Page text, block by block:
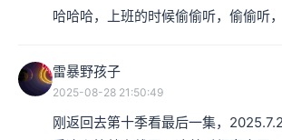
哈哈哈，上班的时候偷偷听，偷偷听，
雷暴野孩子
2025-08-28 21:50:49
刚返回去第十季看最后一集，